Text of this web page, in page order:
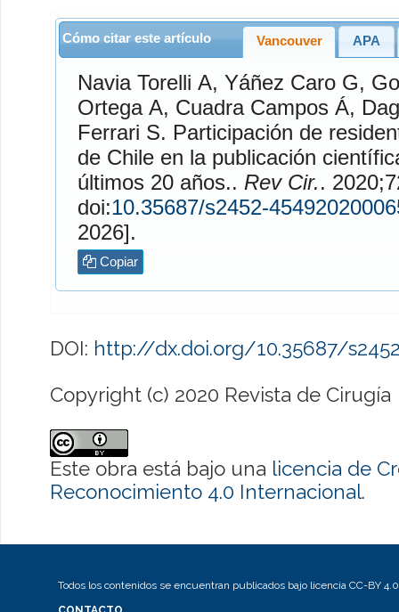
Cómo citar este artículo Vancouver APA
Navia Torelli A, Yáñez CaroG,
OrtegaA, Cuadra CamposÁ,
Ferrari S. Participación de residentes de cirugía plástica
de Chile en la publicación
últimos 20 años.. Rev Cir.. 2020;72(6).
doi:10.35687/s2452-
2026].
Copiar
DOI: http://dx.doi.org/10.35687/
Copyright (c) 2020 Revista de Cirugía
Este obra está bajo una licencia de
Reconocimiento 4.0 Internacional.
Todos los contenidos se encuentran publicados bajo licencia CC-BY 4.0